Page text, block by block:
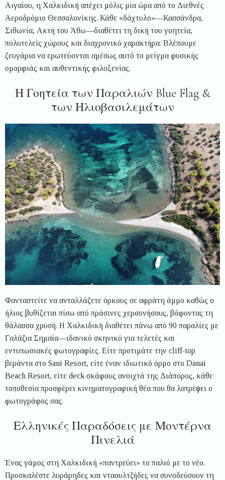
Αιγαίου, η Χαλκιδική απέχει μόλις μία ώρα από το Διεθνές
Αεροδρόμιο Θεσσαλονίκης. Κάθε «δάχτυλο»—Κασσάνδρα,
Σιθωνία, Ακτή του Άθω—διαθέτει τη δική του γοητεία,
πολυτελείς χώρους και διαχρονικό χαρακτήρα. Βλέπουμε
ζευγάρια να ερωτεύονται αμέσως αυτό το μείγμα φυσικής
ομορφιάς και αυθεντικής φιλοξενίας.
Η Γοητεία των Παραλιών Blue Flag &
των Ηλιοβασιλεμάτων
Φανταστείτε να ανταλλάζετε όρκους σε αφράτη άμμο καθώς ο
ήλιος βυθίζεται πίσω από πράσινες χερσονήσους, βάφοντας τη
θάλασσα χρυσή. Η Χαλκιδική διαθέτει πάνω από 90 παραλίες με
Γαλάζια Σημαία—ιδανικό σκηνικό για τελετές και
εντυπωσιακές φωτογραφίες. Είτε προτιμάτε την cliff-top
βεράντα στο Sani Resort, είτε έναν ιδιωτικό όρμο στο Danai
Beach Resort, είτε deck σκάφους ανοιχτά της Διάπορος, κάθε
τοποθεσία προσφέρει κινηματογραφική θέα που θα λατρέψει ο
φωτογράφος σας.
Ελληνικές Παραδόσεις με Μοντέρνα
Πινελιά
Ένας γάμος στη Χαλκιδική «παντρεύει» το παλιό με το νέο.
Προσκαλέστε λυράρηδες και νταουλτζήδες να συνοδεύσουν τη